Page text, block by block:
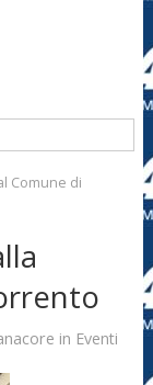
Comune di
in Eventi